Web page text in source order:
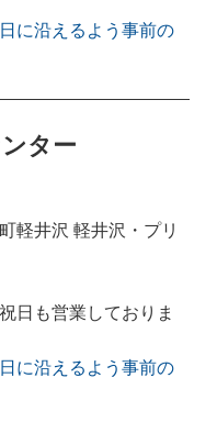
に沿えるよう事前の
ター
軽井沢 軽井沢・プリ
日も営業しておりま
に沿えるよう事前の